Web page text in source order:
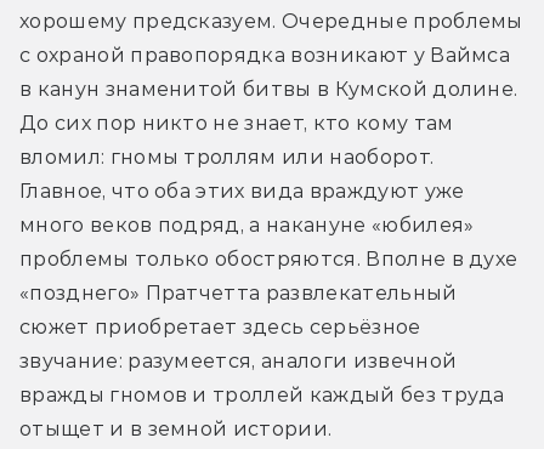
хорошему предсказуем. Очередные проблемы
с охраной правопорядка возникают у Ваймса
в канун знаменитой битвы в Кумской долине.
До сих пор никто не знает, кто кому там
вломил: гномы троллям или наоборот.
Главное, что оба этих вида враждуют уже
много веков подряд, а накануне «юбилея»
проблемы только обостряются. Вполне в духе
«позднего» Пратчетта развлекательный
сюжет приобретает здесь серьёзное
звучание: разумеется, аналоги извечной
вражды гномов и троллей каждый без труда
отыщет и в земной истории.